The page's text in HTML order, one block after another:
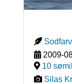
2009-
10
Silas